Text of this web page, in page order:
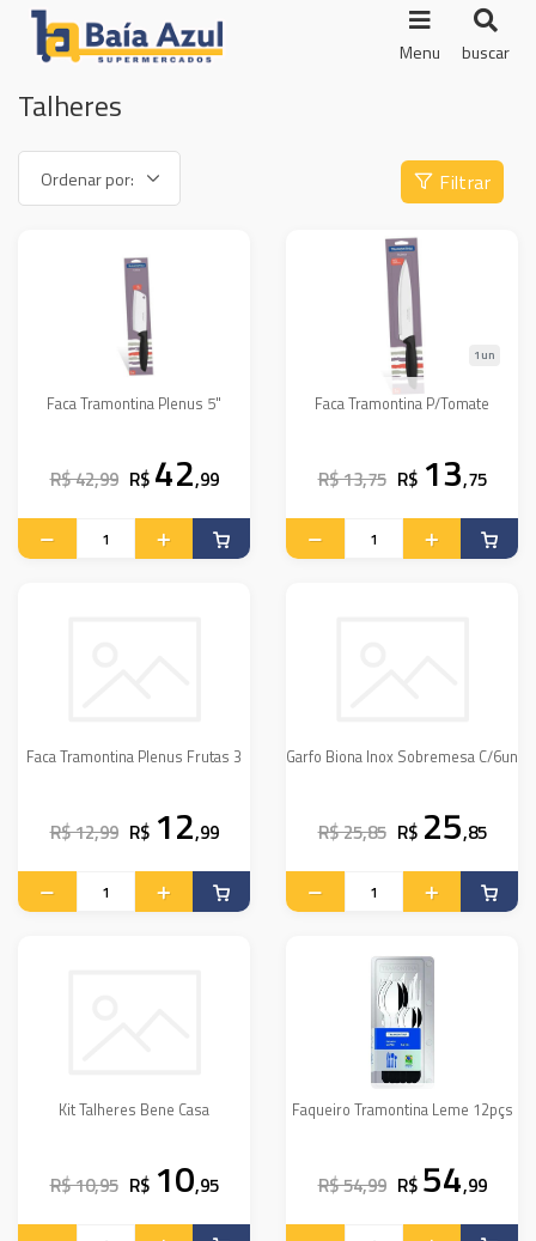
Menu buscar
Talheres
Filtrar
Faca Tramontina Plenus 5"
R$ 42,99 R$ 42,99
Faca Tramontina P/Tomate
1un
R$ 13,75 R$ 13,75
Faca Tramontina Plenus Frutas 3
R$ 12,99 R$ 12,99
Garfo Biona Inox Sobremesa C/6un
R$ 25,85 R$ 25,85
Kit Talheres Bene Casa
R$ 10,95 R$ 10,95
Faqueiro Tramontina Leme 12pçs
R$ 54,99 R$ 54,99